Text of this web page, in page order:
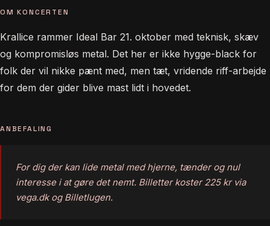
OM KONCERTEN
Krallice rammer Ideal Bar 21. oktober med teknisk, skæv
og kompromisløs metal. Det her er ikke hygge-black for
folk der vil nikke pænt med, men tæt, vridende riff-arbejde
for dem der gider blive mast lidt i hovedet.
ANBEFALING
For dig der kan lide metal med hjerne, tænder og nul
interesse i at gøre det nemt. Billetter koster 225 kr via
vega.dk og Billetlugen.